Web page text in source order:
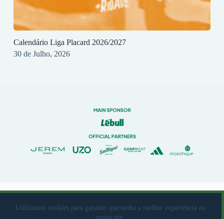
Utilizamos cookies para garantir que tenha a melhor experiência no
nosso site.
Calendário Liga Placard 2026/2027
30 de Julho, 2026
© 2023 Rio Ave Futebol Clube Desenvolvido porbrandit